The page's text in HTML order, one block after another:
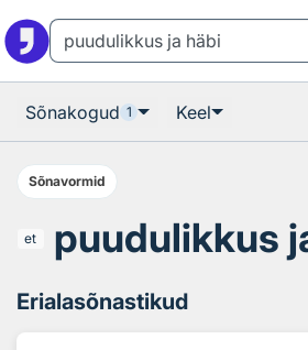
Sõnakogud 1 Keel
Sõnavormid
et puudulikkus
Erialasõnastikud